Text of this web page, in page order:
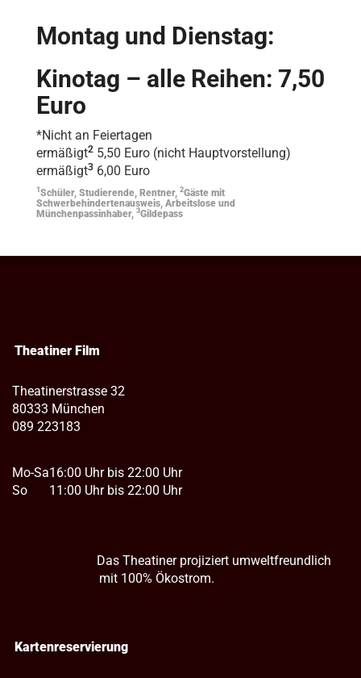
Montag und Dienstag:
Kinotag – alle Reihen: 7,50
Euro
*Nicht an Feiertagen
ermäßigt2 5,50 Euro (nicht Hauptvorstellung)
ermäßigt3 6,00 Euro
1 Schüler, Studierende, Rentner, 2Gäste mit
Schwerbehindertenausweis, Arbeitslose und
Münchenpassinhaber, 3Gildepass
Theatiner Film
Theatinerstrasse 32
80333 München
089 223183
Mo-Sa
So
16:00 Uhr bis 22:00 Uhr
11:00 Uhr bis 22:00 Uhr
Das Theatiner projiziert umweltfreundlich
mit 100% Ökostrom.
Kartenreservierung